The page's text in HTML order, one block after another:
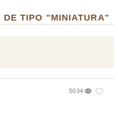
DE TIPO "MINIATURA"
5034